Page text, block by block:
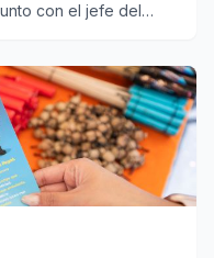
con el jefe del